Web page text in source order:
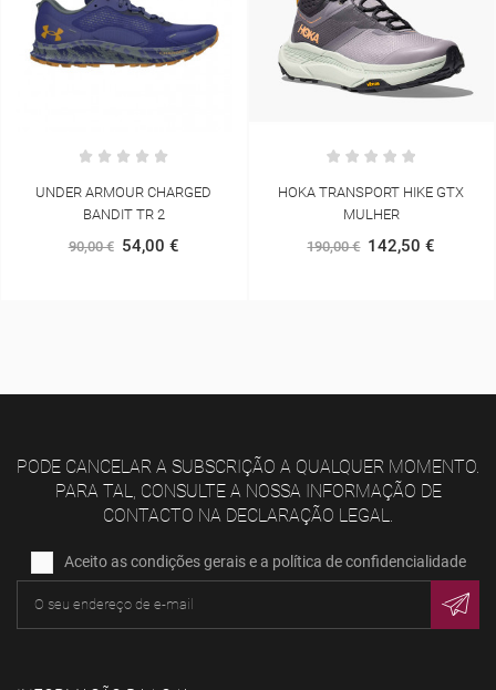
HOKA TRANSPORT HIKE GTX
MULHER
190,00 € 142,50 €
COMPRESSPORT
BOB
55,00 € 52,25 €
PODE CANCELAR A SUBSCRIÇÃO A QUALQUER MOMENTO.
PARA TAL, CONSULTE A NOSSA INFORMAÇÃO DE
CONTACTO NA DECLARAÇÃO LEGAL.
Aceito as condições gerais e a política de confidencialidade